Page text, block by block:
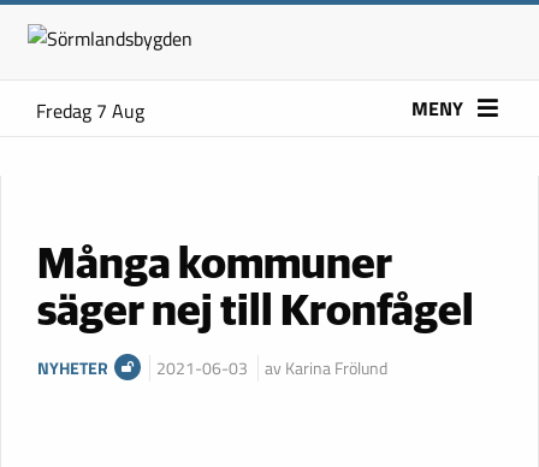
Fredag 7 Aug MENY
Många kommuner
säger nej till Kronfågel
NYHETER 2021-06-03 av Karina Frölund